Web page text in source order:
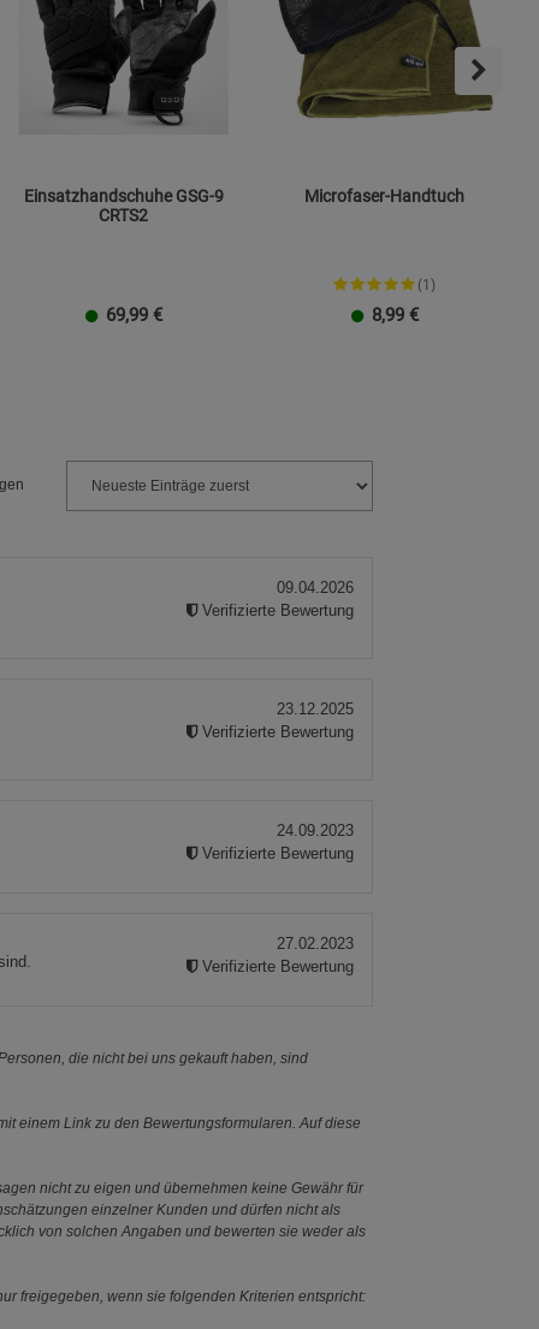
Einsatzhandschuhe GSG-9
CRTS2
69,99 €
Microfaser-Handtuch
(1)
8,99 €
09.04.2026
Verifizierte Bewertung
23.12.2025
Verifizierte Bewertung
24.09.2023
Verifizierte Bewertung
27.02.2023
Verifizierte Bewertung
die nicht bei uns gekauft haben, sind
einem Link zu den Bewertungsformularen. Auf diese
nicht zu eigen und übernehmen keine Gewähr für
einzelner Kunden und dürfen nicht als
von solchen Angaben und bewerten sie weder als
freigegeben, wenn sie folgenden Kriterien entspricht: